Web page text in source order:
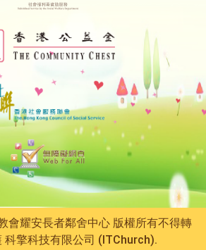
會耀安長者鄰舍中心 版權所有不得轉
科擎科技有限公司 (ITChurch).